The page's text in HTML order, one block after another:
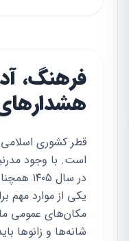
فرهنگ،
قطر کشوری
است. با وجود
در سال
یکی از موارد مهم
مکان‌های عمومی
شانه‌ها و زانوها